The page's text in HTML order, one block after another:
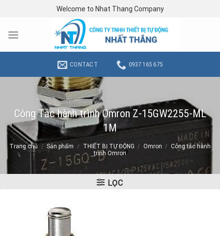
content
Welcome to Nhat Thang Company
CONTACT 0937 165 675
Công Tắc hành trình Omron Z-15GW2255-ML
1M
Trang chủ / Sản phẩm / THIẾT BỊ TỰ ĐỘNG / Omron / Công tắc hành
trình Omron
LỌC